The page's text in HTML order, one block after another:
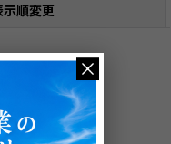
示順変更
)
)